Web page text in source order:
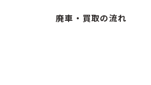
廃車・買取の流れ